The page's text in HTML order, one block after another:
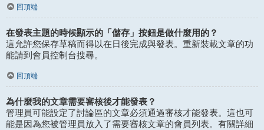
回頂端
在發表主題的時候顯示的「儲存」按鈕是做什麼用的？
這允許您保存草稿而得以在日後完成與發表。重新裝載文章的功
能請到會員控制台搜尋。
回頂端
為什麼我的文章需要審核後才能發表？
管理員可能設定了討論區的文章必須通過審核才能發表。這也可
能是因為您被管理員放入了需要審核文章的會員列表。有關詳細